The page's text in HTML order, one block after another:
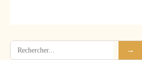
Rechercher →